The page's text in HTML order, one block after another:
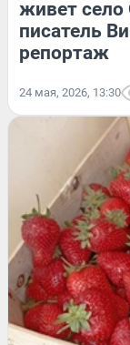
живет село
писатель
репортаж
24 мая, 2026, 13:30